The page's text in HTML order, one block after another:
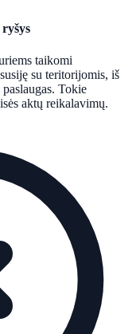
taikomi
su teritorijomis, iš
Tokie
aktų reikalavimų.